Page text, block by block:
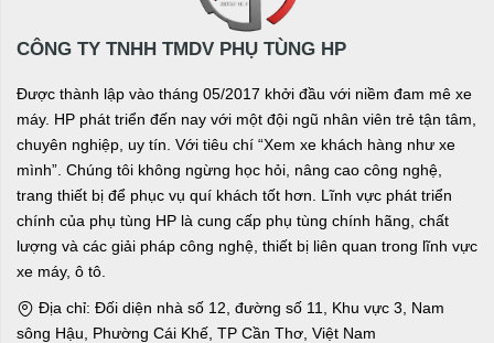
CÔNG TY TNHH TMDV PHỤ TÙNG HP
Được thành lập vào tháng 05/2017 khởi đầu với niềm đam mê xe
máy. HP phát triển đến nay với một đội ngũ nhân viên trẻ tận tâm,
chuyên nghiệp, uy tín. Với tiêu chí “Xem xe khách hàng như xe
mình”. Chúng tôi không ngừng học hỏi, nâng cao công nghệ,
trang thiết bị để phục vụ quí khách tốt hơn. Lĩnh vực phát triển
chính của phụ tùng HP là cung cấp phụ tùng chính hãng, chất
lượng và các giải pháp công nghệ, thiết bị liên quan trong lĩnh vực
xe máy, ô tô.
Địa chỉ: Đối diện nhà số 12, đường số 11, Khu vực 3, Nam
sông Hậu, Phường Cái Khế, TP Cần Thơ, Việt Nam